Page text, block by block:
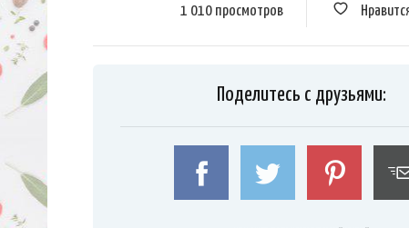
1 010 просмотров
Поделитесь с друзьями: